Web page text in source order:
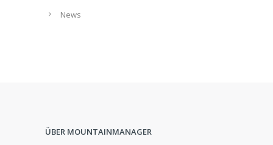
News
ÜBER MOUNTAINMANAGER